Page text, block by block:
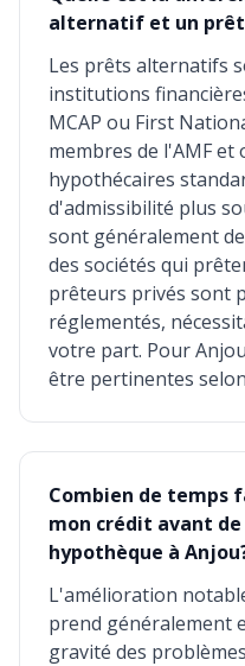
alternatif et un
Les prêts alternatifs
institutions
MCAP ou First
membres de l'AMF
hypothécaires
d'admissibilité plus
sont généralement
des sociétés qui
prêteurs privés sont
réglementés,
votre part. Pour
être pertinentes
Combien de temps
mon crédit avant
hypothèque à
L'amélioration
prend généralement
gravité des